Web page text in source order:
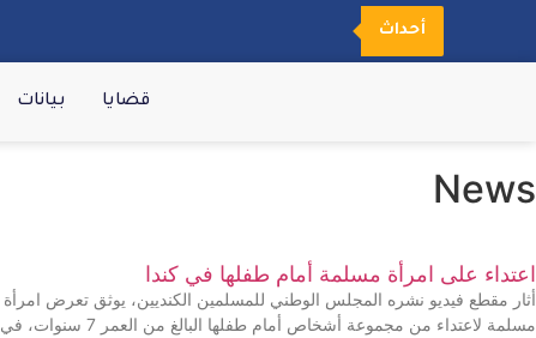
أحداث
قضايا بيانات
News
اعتداء على امرأة مسلمة أمام طفلها في كندا
أثار مقطع فيديو نشره المجلس الوطني للمسلمين الكنديين، يوثق تعرض امرأة
مسلمة لاعتداء من مجموعة أشخاص أمام طفلها البالغ من العمر 7 سنوات، في